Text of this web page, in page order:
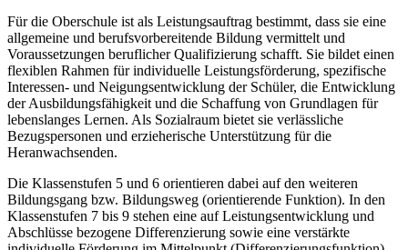
Für die Oberschule ist als Leistungsauftrag bestimmt, dass sie eine
allgemeine und berufsvorbereitende Bildung vermittelt und
Voraussetzungen beruflicher Qualifizierung schafft. Sie bildet einen
flexiblen Rahmen für individuelle Leistungsförderung, spezifische
Interessen- und Neigungsentwicklung der Schüler, die Entwicklung
der Ausbildungsfähigkeit und die Schaffung von Grundlagen für
lebenslanges Lernen. Als Sozialraum bietet sie verlässliche
Bezugspersonen und erzieherische Unterstützung für die
Heranwachsenden.
Die Klassenstufen 5 und 6 orientieren dabei auf den weiteren
Bildungsgang bzw. Bildungsweg (orientierende Funktion). In den
Klassenstufen 7 bis 9 stehen eine auf Leistungsentwicklung und
Abschlüsse bezogene Differenzierung sowie eine verstärkte